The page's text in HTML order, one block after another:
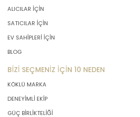
ALICILAR İÇİN
SATICILAR İÇİN
EV SAHİPLERİ İÇİN
BLOG
BİZİ SEÇMENİZ İÇİN 10 NEDEN
KÖKLÜ MARKA
DENEYİMLİ EKİP
GÜÇ BİRLİKTELİĞİ